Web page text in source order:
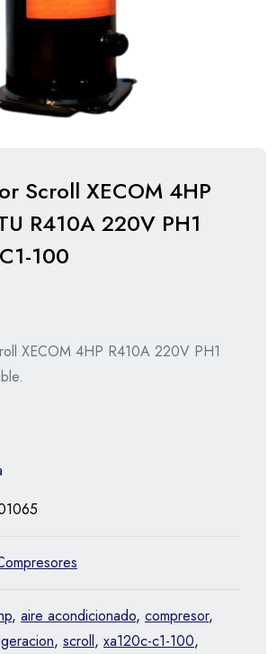
Scroll XECOM 4HP
R410A 220V PH1
100
XECOM 4HP R410A 220V PH1
, aire acondicionado, compresor,
, scroll, xa120c-c1-100,